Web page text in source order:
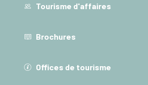
Tourisme d'affaires
Brochures
Offices de tourisme